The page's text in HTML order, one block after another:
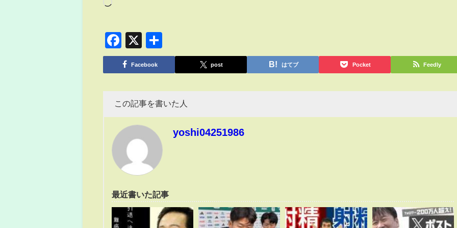
Facebook
X
有
Facebook post はてブ Pocket Feedly
この記事を書いた人
yoshi04251986
最近書いた記事